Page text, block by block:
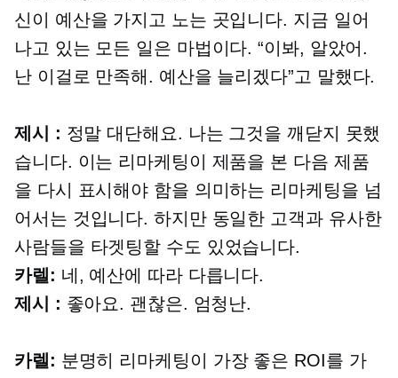
신이 예산을 가지고 노는 곳입니다. 지금 일어
나고 있는 모든 일은 마법이다. “이봐, 알았어.
난 이걸로 만족해. 예산을 늘리겠다”고 말했다.
제시 : 정말 대단해요. 나는 그것을 깨닫지 못했
습니다. 이는 리마케팅이 제품을 본 다음 제품
을 다시 표시해야 함을 의미하는 리마케팅을 넘
어서는 것입니다. 하지만 동일한 고객과 유사한
사람들을 타겟팅할 수도 있었습니다.
카렐: 네, 예산에 따라 다릅니다.
제시 : 좋아요. 괜찮은. 엄청난.
카렐: 분명히 리마케팅이 가장 좋은 ROI를 가